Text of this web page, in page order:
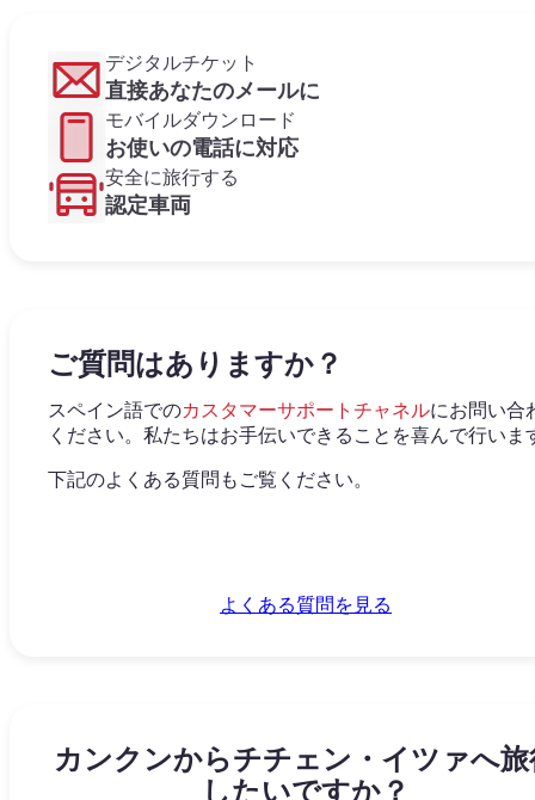
デジタルチケット
直接あなたのメールに
モバイルダウンロード
お使いの電話に対応
安全に旅行する
認定車両
ご質問はありますか？
スペイン語でのカスタマーサポートチャネルにお問い合
ください。私たちはお手伝いできることを喜んで行いま
下記のよくある質問もご覧ください。
よくある質問を見る
カンクンからチチェン・イツァへ
したいですか？